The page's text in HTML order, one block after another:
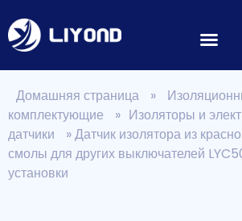
Домашняя страница »
комплектующие
» Изоляторы и
датчики
»Датчик изолятора из
смолы для других выключателей
установки